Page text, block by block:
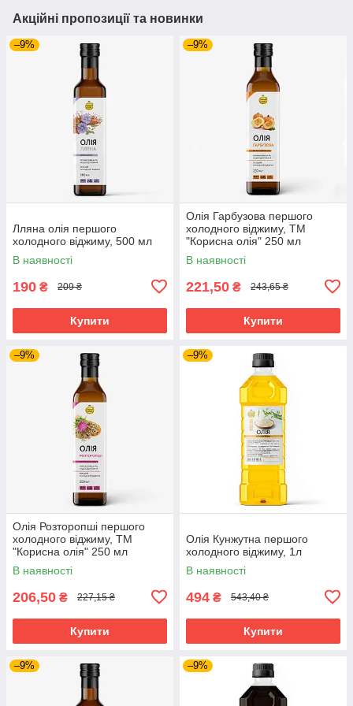
Акційні пропозиції та новинки
–9%
Лляна олія першого
холодного віджиму, 500 мл
В наявності
190 ₴ 209 ₴
Купити
–9%
Олія Гарбузова першого
холодного віджиму, ТМ
"Корисна олія" 250 мл
В наявності
221,50 ₴ 243,65 ₴
Купити
–9%
Олія Розторопші першого
холодного віджиму, ТМ
"Корисна олія" 250 мл
В наявності
206,50 ₴ 227,15 ₴
Купити
–9%
Олія Кунжутна першого
холодного віджиму, 1л
В наявності
494 ₴ 543,40 ₴
Купити
–9% –9%